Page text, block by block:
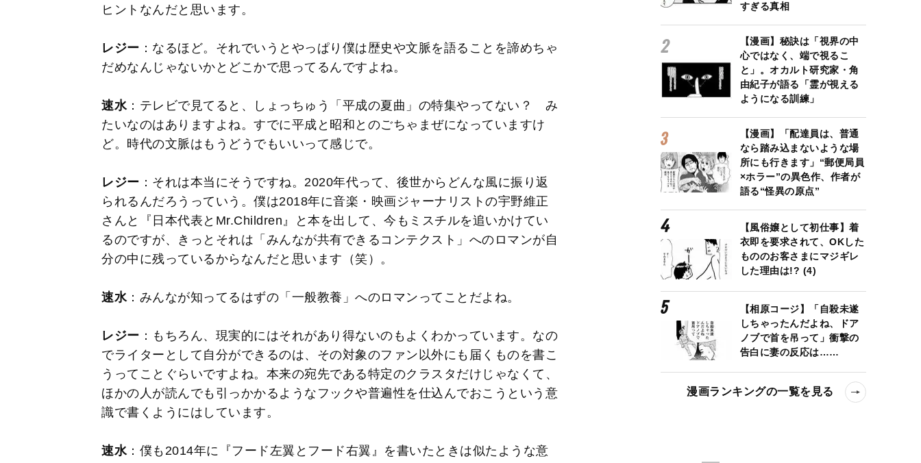
ヒントなんだと思います。
レジー ：なるほど。それでいうとやっぱり僕は歴史や文脈を語ることを諦めちゃ
だめなんじゃないかとどこかで思ってるんですよね。
速水：テレビで見てると、しょっちゅう「平成の夏曲」の特集やってない？ み
たいなのはありますよね。すでに平成と昭和とのごちゃまぜになっていますけ
ど。時代の文脈はもうどうでもいいって感じで。
レジー ：それは本当にそうですね。2020年代って、後世からどんな風に振り返
られるんだろうっていう。僕は2018年に音楽・映画ジャーナリストの宇野維正
さんと『日本代表とMr.Children』と本を出して、今もミスチルを追いかけてい
るのですが、きっとそれは「みんなが共有できるコンテクスト」へのロマンが自
分の中に残っているからなんだと思います（笑）。
速水：みんなが知ってるはずの「一般教養」へのロマンってことだよね。
レジー ：もちろん、現実的にはそれがあり得ないのもよくわかっています。なの
でライターとして自分ができるのは、その対象のファン以外にも届くものを書こ
うってことぐらいですよね。本来の宛先である特定のクラスタだけじゃなくて、
ほかの人が読んでも引っかかるようなフックや普遍性を仕込んでおこうという意
識で書くようにはしています。
速水：僕も2014年に『フード左翼とフード右翼』を書いたときは似たような意
すぎる真相
【漫画】秘訣は「視界の中
心ではなく、端で視るこ
と」。オカルト研究家・角
由紀子が語る「霊が視える
ようになる訓練」
【漫画】「配達員は、普通
なら踏み込まないような場
所にも行きます」“郵便局員
×ホラー”の異色作、作者が
語る“怪異の原点”
【風俗嬢として初仕事】着
衣即を要求されて、OKした
もののお客さまにマジギレ
した理由は!? (4)
【相原コージ】「自殺未遂
しちゃったんだよね、ドア
ノブで首を吊って」衝撃の
告白に妻の反応は……
漫画ランキングの一覧を見る